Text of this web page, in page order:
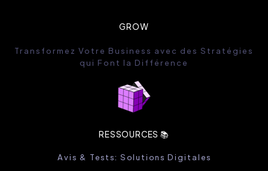
GROW
Transformez Votre Business avec des Stratégies
qui Font la Différence
RESSOURCES 📚
Avis & Tests: Solutions Digitales